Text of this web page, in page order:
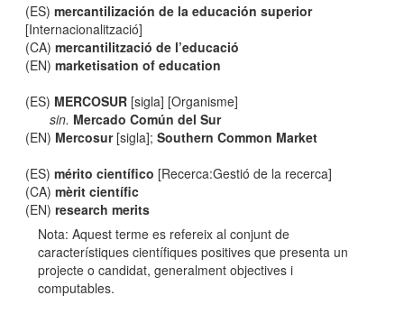
(ES)mercantilización de la educación superior
[Internacionalització]
(CA)mercantilització de l’educació
(EN)marketisation of education
(ES) MERCOSUR [sigla] [Organisme]
sin. Mercado Común del Sur
(EN) Mercosur [sigla];Southern Common Market
(ES)mérito científico [Recerca:Gestió de la recerca]
(CA)mèrit científic
(EN)research merits
Nota: Aquest terme es refereix al conjunt de
característiques científiques positives que presenta un
projecte o candidat, generalment objectives i
computables.